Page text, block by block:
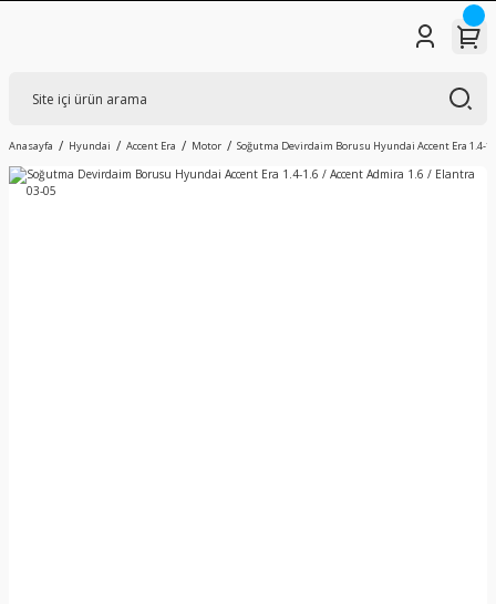
Anasayfa Hyundai Accent Era Motor Soğutma Devirdaim Borusu Hyundai Accent Era 1.4-